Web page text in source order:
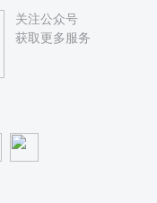
关注公众号
获取更多服务